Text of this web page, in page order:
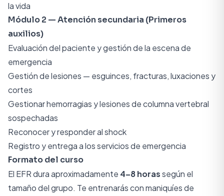
la vida
Módulo 2 — Atención secundaria (Primeros
auxilios)
Evaluación del paciente y gestión de la escena de
emergencia
Gestión de lesiones — esguinces, fracturas, luxaciones y
cortes
Gestionar hemorragias y lesiones de columna vertebral
sospechadas
Reconocer y responder al shock
Registro y entrega a los servicios de emergencia
Formato del curso
El EFR dura aproximadamente 4–8 horassegún el
tamaño del grupo. Te entrenarás con maniquíes de